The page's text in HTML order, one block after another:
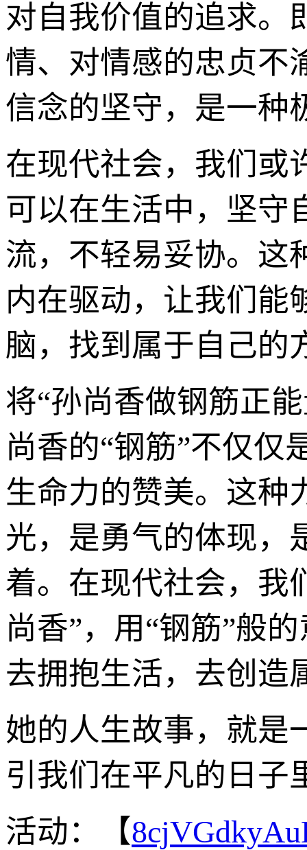
对自我价值的追求。
情、对情感的忠贞不
信念的坚守，是一种
在现代社会，我们或
可以在生活中，坚守
流，不轻易妥协。这
内在驱动，让我们能
脑，找到属于自己的
将“孙尚香做钢筋正
尚香的“钢筋”不仅仅
生命力的赞美。这种
光，是勇气的体现，
着。在现代社会，我
尚香”，用“钢筋”般
去拥抱生活，去创造
她的人生故事，就是
引我们在平凡的日子
活动：【